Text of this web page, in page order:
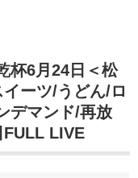
杯6月24日＜松
ーツ/うどん/ロ
デマンド/再放
FULL LIVE